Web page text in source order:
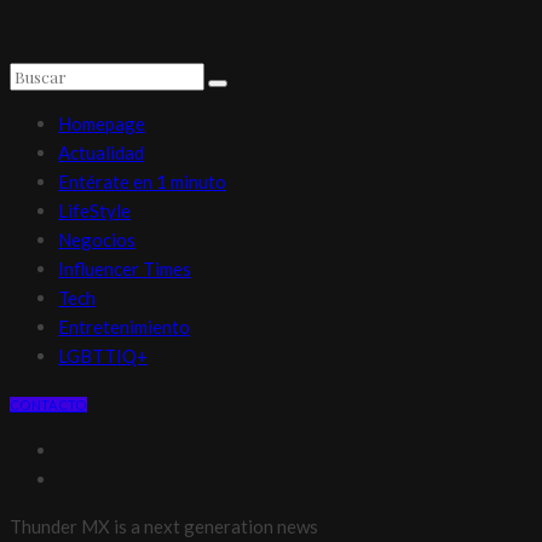
Homepage
Actualidad
Entérate en 1 minuto
LifeStyle
Negocios
Influencer Times
Tech
Entretenimiento
LGBTTIQ+
CONTACTO
Thunder MX is a next generation news